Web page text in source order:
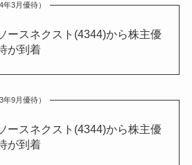
3月優待）
ースネクスト(4344)から株主優
が到着
9月優待）
ースネクスト(4344)から株主優
が到着